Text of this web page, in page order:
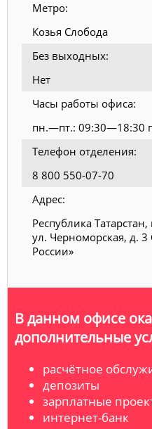
Метро:
Козья Слобода
Без выходных:
Нет
Часы работы офиса:
пн.—пт.: 09:30—18:30
Телефон отделения:
8 800 550-07-70
Адрес:
Республика Татарстан,
ул. Черноморская, д.
России»
В данном офисе
дополнительные
расчётное
депозиты
зарплатные
интернет-банк